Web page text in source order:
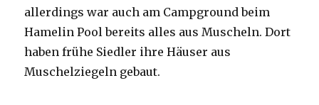
allerdings war auch am Campground beim
Hamelin Pool bereits alles aus Muscheln. Dort
haben frühe Siedler ihre Häuser aus
Muschelziegeln gebaut.